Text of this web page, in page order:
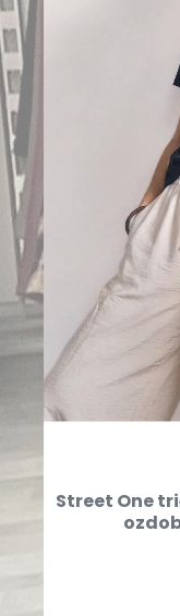
Street One